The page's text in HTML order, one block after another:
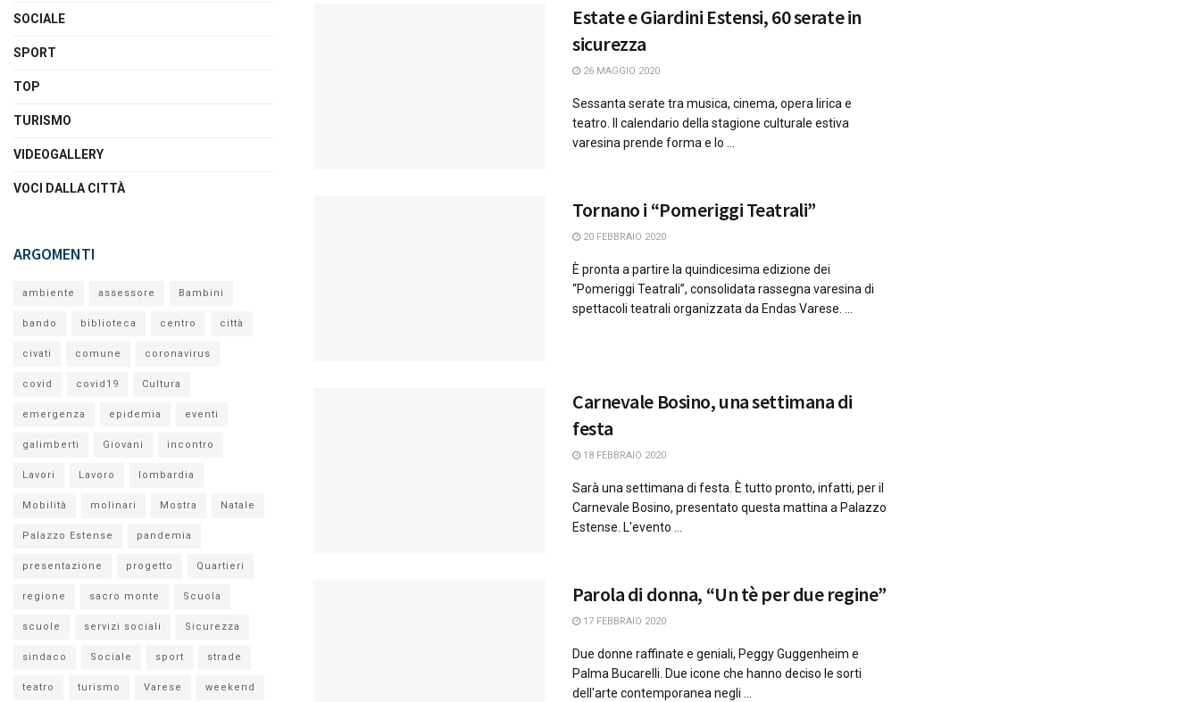
Estate e Giardini Estensi, 60 serate in
sicurezza
26 MAGGIO 2020
Sessanta serate tra musica, cinema, opera lirica e
teatro. Il calendario della stagione culturale estiva
varesina prende forma e lo ...
Tornano i “Pomeriggi Teatrali”
20 FEBBRAIO 2020
È pronta a partire la quindicesima edizione dei
“Pomeriggi Teatrali”, consolidata rassegna varesina di
spettacoli teatrali organizzata da Endas Varese. ...
Carnevale Bosino, una settimana di
festa
18 FEBBRAIO 2020
Sarà una settimana di festa. È tutto pronto, infatti, per il
Carnevale Bosino, presentato questa mattina a Palazzo
Estense. L'evento ...
Parola di donna, “Un tè per due regine”
17 FEBBRAIO 2020
Due donne raffinate e geniali, Peggy Guggenheim e
Palma Bucarelli. Due icone che hanno deciso le sorti
dell'arte contemporanea negli ...
SOCIALE
SPORT
TOP
TURISMO
VIDEOGALLERY
VOCI DALLA CITTÀ
ARGOMENTI
ambiente assessore Bambini
bando biblioteca centro città
civati comune coronavirus
covid covid19 Cultura
emergenza epidemia eventi
galimberti Giovani incontro
Lavori Lavoro lombardia
Mobilità molinari Mostra Natale
Palazzo Estense pandemia
presentazione progetto Quartieri
regione sacro monte Scuola
scuole servizi sociali Sicurezza
sindaco Sociale sport strade
teatro turismo Varese weekend